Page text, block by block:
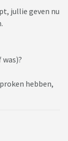
jullie geven nu
hebben,